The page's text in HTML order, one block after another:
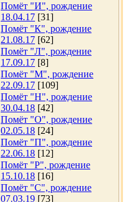
Помёт "И", рождение
18.04.17 [31]
Помёт "К", рождение
21.08.17 [62]
Помёт "Л", рождение
17.09.17 [8]
Помёт "М", рождение
22.09.17 [109]
Помёт "Н", рождение
30.04.18 [42]
Помёт "О", рождение
02.05.18 [24]
Помёт "П", рождение
22.06.18 [12]
Помёт "Р", рождение
15.10.18 [16]
Помёт "С", рождение
07.03.19 [73]